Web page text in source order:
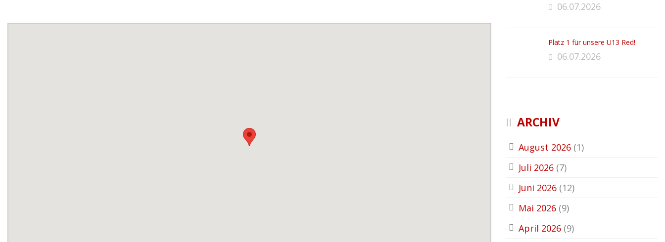
06.07.2026
Platz 1 für unsere U13 Red!
06.07.2026
ARCHIV
August 2026 (1)
Juli 2026 (7)
Juni 2026 (12)
Mai 2026 (9)
April 2026 (9)